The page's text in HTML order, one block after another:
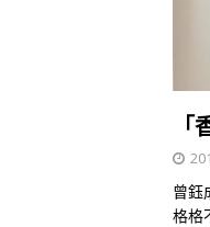
曾鈺
格格